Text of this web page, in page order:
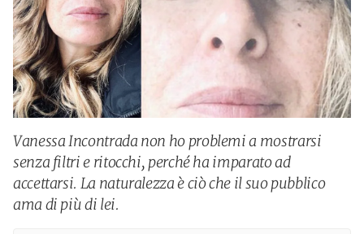
Vanessa Incontrada non ho problemi a mostrarsi
senza filtri e ritocchi, perché ha imparato ad
accettarsi. La naturalezza è ciò che il suo pubblico
ama di più di lei.